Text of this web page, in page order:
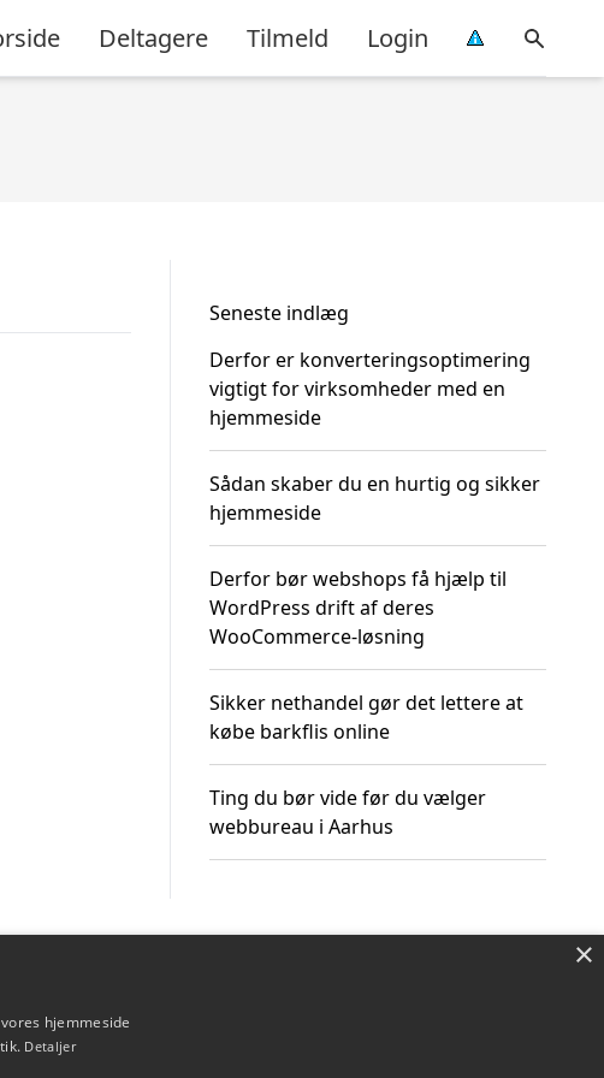
Deltagere Tilmeld Login
Seneste indlæg
Derfor er konverteringsoptimering
vigtigt for virksomheder med en
hjemmeside
Sådan skaber du en hurtig og sikker
hjemmeside
Derfor bør webshops få hjælp til
WordPress drift af deres
WooCommerce-løsning
Sikker nethandel gør det lettere at
købe barkflis online
Ting du bør vide før du vælger
webbureau i Aarhus
×
hjemmeside
Detaljer